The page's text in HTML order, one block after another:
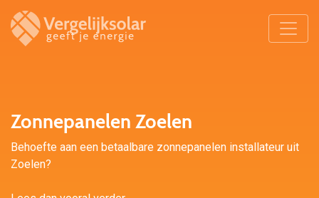
Zonnepanelen Zoelen
Behoefte aan een betaalbare zonnepanelen installateur uit
Zoelen?